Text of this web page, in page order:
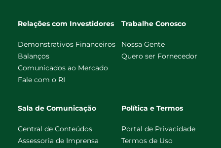
Relações com Investidores
Demonstrativos Financeiros
Balanços
Comunicados ao Mercado
Fale com o RI
Trabalhe Conosco
Nossa Gente
Quero ser Fornecedor
Sala de Comunicação
Central de Conteúdos
Assessoria de Imprensa
Política e Termos
Portal de Privacidade
Termos de Uso